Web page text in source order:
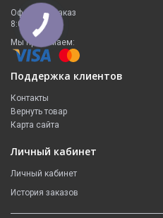
Оформить заказ
8:00 - 23:00
Мы принимаем:
Поддержка клиентов
Контакты
Вернуть товар
Карта сайта
Личный кабинет
Личный кабинет
История заказов